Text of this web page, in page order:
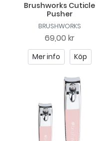
Brushworks Cuticle
Pusher
BRUSHWORKS
69,00 kr
Mer info Köp